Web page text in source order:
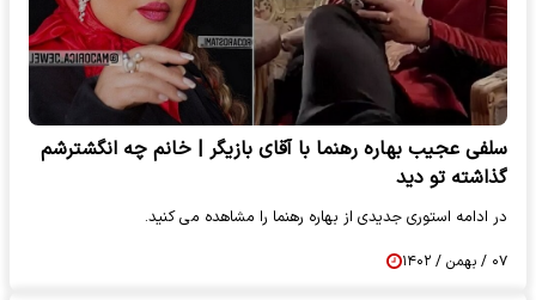
سلفی عجیب بهاره رهنما با آقای بازیگر | خانم چه انگشترشم
گذاشته تو دید
در ادامه استوری جدیدی از بهاره رهنما را مشاهده می کنید.
۰۷ / بهمن / ۱۴۰۲